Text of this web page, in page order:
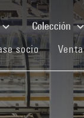
Colección
socio(current)